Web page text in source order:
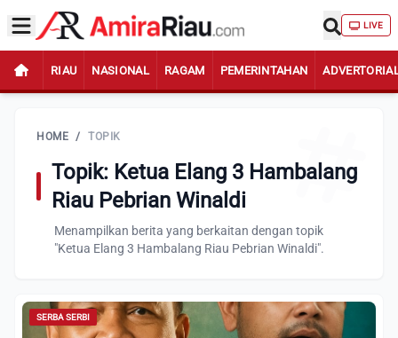
LIVE
RIAU NASIONAL RAGAM PEMERINTAHAN
HOME / TOPIK
Topik: Ketua Elang 3 Hambalang
Riau Pebrian Winaldi
Menampilkan berita yang berkaitan dengan topik
"Ketua Elang 3 Hambalang Riau Pebrian Winaldi".
SERBA SERBI